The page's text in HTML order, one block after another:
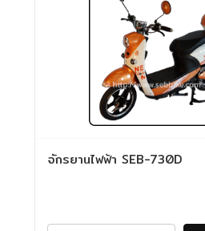
จักรยานไฟฟ้า SEB-730D